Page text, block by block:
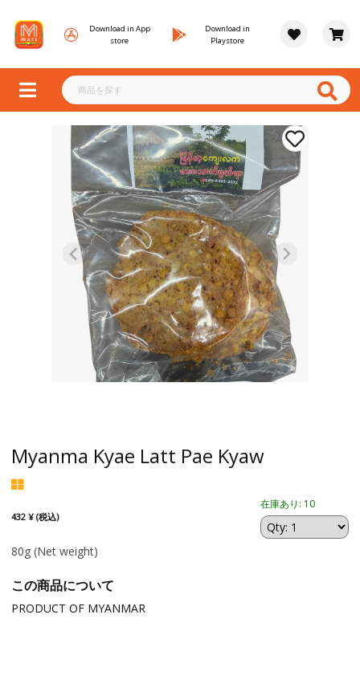
Download in App
store
Download in
Playstore
Myanma Kyae Latt Pae Kyaw
432 ¥ (税込)
在庫あり: 10
80g (Net weight)
この商品について
PRODUCT OF MYANMAR